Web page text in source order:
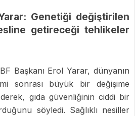
Genetiği değiştirilen
getireceği tehlikeler
Başkanı Erol Yarar, dünyanın
sonrası büyük bir değişime
gıda güvenliğinin ciddi bir
söyledi. Sağlıklı nesiller